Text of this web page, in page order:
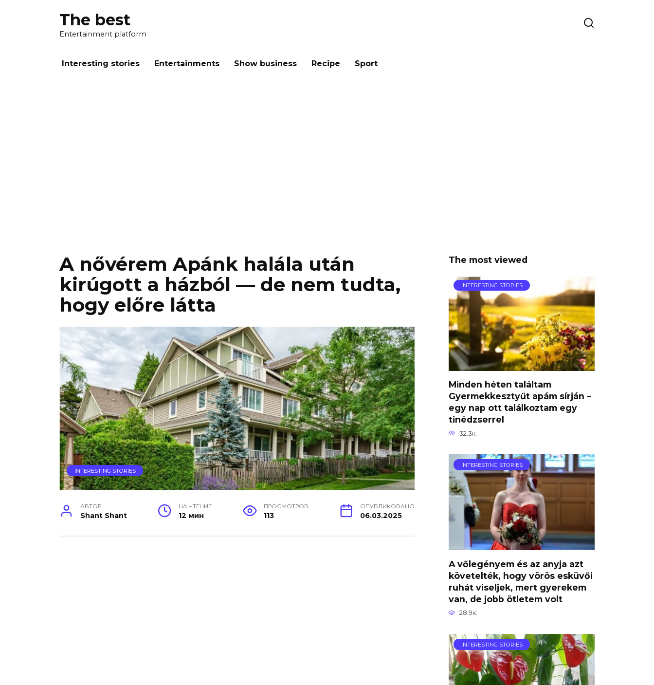
The best
Entertainment platform
Interesting stories Entertainments Show business Recipe Sport
A nővérem Apánk halála után
kirúgott a házból — de nem tudta,
hogy előre látta
INTERESTING STORIES
АВТОР
Shant Shant
НА ЧТЕНИЕ
12 мин
ПРОСМОТРОВ
113
ОПУБЛИКОВАНО
06.03.2025
The most viewed
INTERESTING STORIES
Minden héten találtam
Gyermekkesztyűt apám sírján –
egy nap ott találkoztam egy
tinédzserrel
32.3к.
INTERESTING STORIES
A vőlegényem és az anyja azt
követelték, hogy vörös esküvői
ruhát viseljek, mert gyerekem
van, de jobb ötletem volt
28.9к.
INTERESTING STORIES